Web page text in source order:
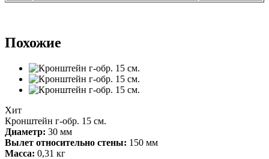
Похожие
Хит
Кронштейн г-обр. 15 см.
Диаметр: 30 мм
Вылет относительно стены: 150 мм
Масса: 0,31 кг